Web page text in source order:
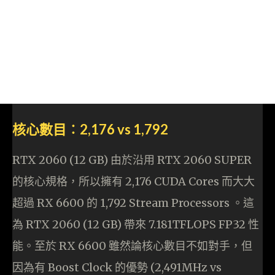
核心數目︰2,176 vs 1,792
RTX 2060 (12 GB) 由於沿用 RTX 2060 SUPER
的核心規格，所以擁有 2,176 CUDA Cores 而大大
超過 RX 6600 的 1,792 Stream Processors 。這
為 RTX 2060 (12 GB) 帶來 7.181TFLOPS FP32 性
能。至於 RX 6600 雖然論核心數目不如對手，但
因為有 Boost Clock 的優勢 (2,491MHz vs